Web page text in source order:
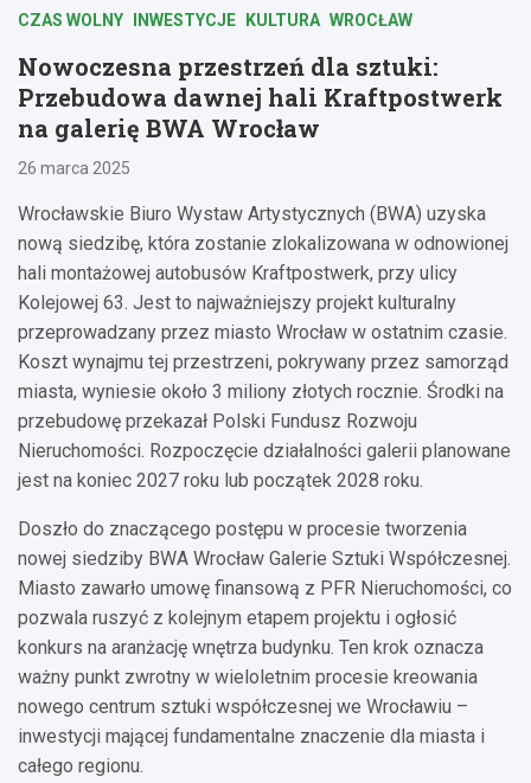
CZAS WOLNY INWESTYCJE KULTURA WROCŁAW
Nowoczesna przestrzeń dla sztuki:
Przebudowa dawnej hali Kraftpostwerk
na galerię BWA Wrocław
26 marca 2025
Wrocławskie Biuro Wystaw Artystycznych (BWA) uzyska
nową siedzibę, która zostanie zlokalizowana w odnowionej
hali montażowej autobusów Kraftpostwerk, przy ulicy
Kolejowej 63. Jest to najważniejszy projekt kulturalny
przeprowadzany przez miasto Wrocław w ostatnim czasie.
Koszt wynajmu tej przestrzeni, pokrywany przez samorząd
miasta, wyniesie około 3 miliony złotych rocznie. Środki na
przebudowę przekazał Polski Fundusz Rozwoju
Nieruchomości. Rozpoczęcie działalności galerii planowane
jest na koniec 2027 roku lub początek 2028 roku.
Doszło do znaczącego postępu w procesie tworzenia
nowej siedziby BWA Wrocław Galerie Sztuki Współczesnej.
Miasto zawarło umowę finansową z PFR Nieruchomości, co
pozwala ruszyć z kolejnym etapem projektu i ogłosić
konkurs na aranżację wnętrza budynku. Ten krok oznacza
ważny punkt zwrotny w wieloletnim procesie kreowania
nowego centrum sztuki współczesnej we Wrocławiu –
inwestycji mającej fundamentalne znaczenie dla miasta i
całego regionu.